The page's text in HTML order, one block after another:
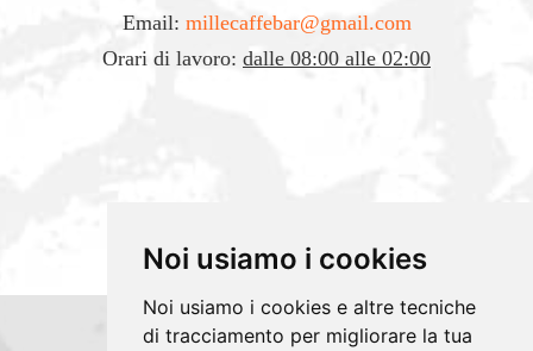
Noi usiamo i cookies
Noi usiamo i cookies e altre tecniche
di tracciamento per migliorare la tua
Email: millecaffebar@gmail.com
Orari di lavoro: dalle 08:00 alle 02:00